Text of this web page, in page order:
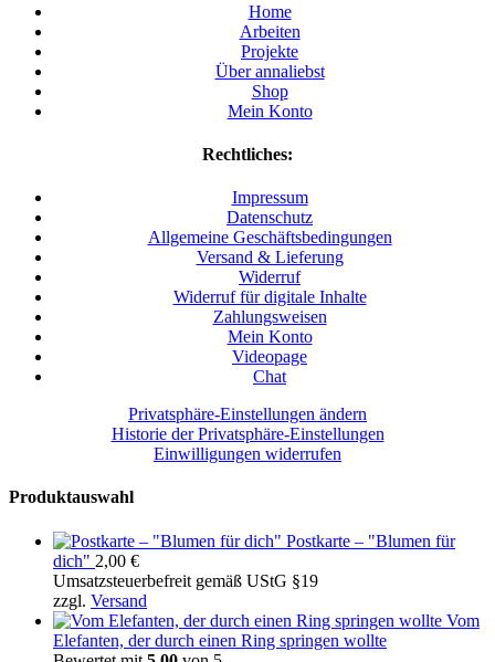
Home
Arbeiten
Projekte
Über annaliebst
Shop
Mein Konto
Rechtliches:
Impressum
Datenschutz
Allgemeine Geschäftsbedingungen
Versand & Lieferung
Widerruf
Widerruf für digitale Inhalte
Zahlungsweisen
Mein Konto
Videopage
Chat
Privatsphäre-Einstellungen ändern
Historie der Privatsphäre-Einstellungen
Einwilligungen widerrufen
Produktauswahl
Postkarte – "Blumen für
dich" 2,00 €
Umsatzsteuerbefreit gemäß UStG §19
zzgl. Versand
Vom
Elefanten, der durch einen Ring springen wollte